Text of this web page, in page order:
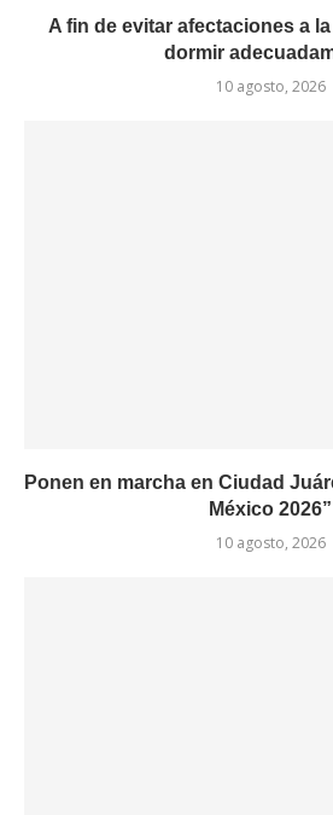
A fin de evitar afectaciones a
dormir
10 agosto, 2026
Ponen en marcha en Ciudad
México 2026”
10 agosto, 2026